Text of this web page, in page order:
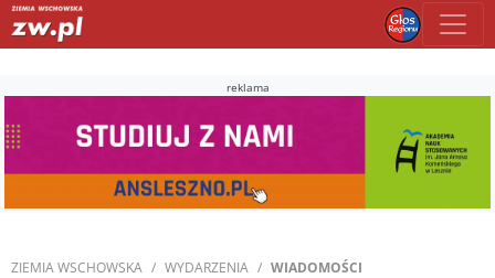
reklama
ZIEMIA WSCHOWSKA WYDARZENIA WIADOMOŚCI